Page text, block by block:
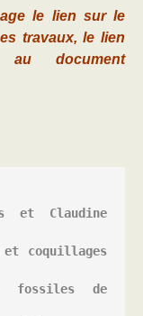
le lien sur le
travaux, le lien
document
et Claudine
et coquillages
fossiles de